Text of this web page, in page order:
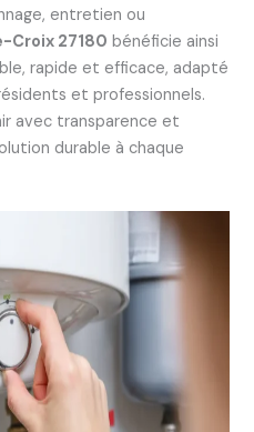
entretien ou
Croix 27180 bénéficie ainsi
rapide et efficace, adapté
et professionnels.
avec transparence et
durable à chaque